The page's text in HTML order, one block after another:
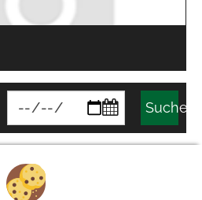
Suchen